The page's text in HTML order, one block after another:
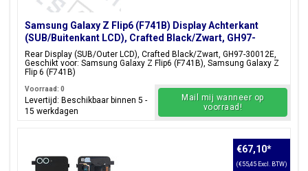
Samsung Galaxy Z Flip6 (F741B) Display Achterkant
(SUB/Buitenkant LCD), Crafted Black/Zwart, GH97-
30012E
Rear Display (SUB/Outer LCD), Crafted Black/Zwart, GH97-30012E,
Geschikt voor: Samsung Galaxy Z Flip6 (F741B), Samsung Galaxy Z
Flip 6 (F741B)
Voorraad: 0
Levertijd: Beschikbaar binnen 5 -
15 werkdagen
Mail mij wanneer op
voorraad!
€67,10*
(€55,45 Excl. BTW)